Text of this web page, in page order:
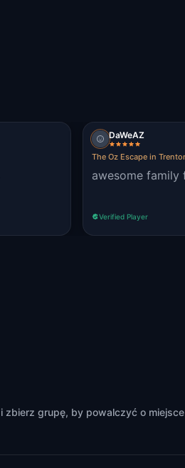
DaWeAZ
The Oz Escape in
awesome family
Verified Player
zbierz grupę, by powalczyć o